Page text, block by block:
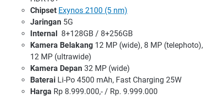
Chipset Exynos 2100 (5 nm)
Jaringan 5G
Internal
8+128GB / 8+256GB
Kamera Belakang 12 MP (wide), 8 MP (telephoto),
12 MP (ultrawide)
Kamera Depan 32 MP (wide)
Baterai Li-Po 4500 mAh, Fast Charging 25W
Harga Rp 8.999.000,- / Rp. 9.999.000